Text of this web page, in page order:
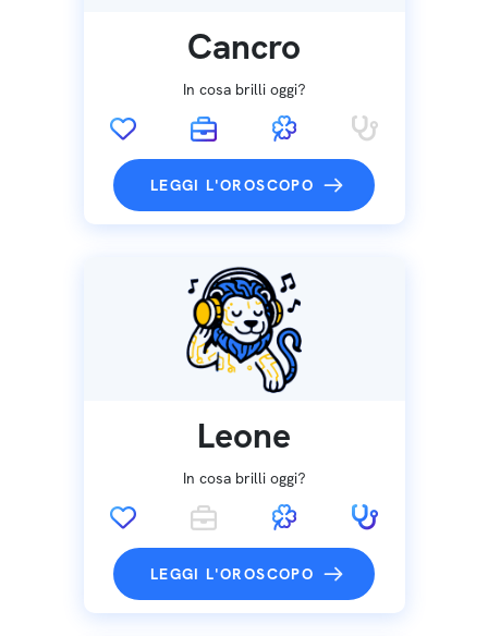
Cancro
In cosa brilli oggi?
LEGGI L'OROSCOPO
Leone
In cosa brilli oggi?
LEGGI L'OROSCOPO